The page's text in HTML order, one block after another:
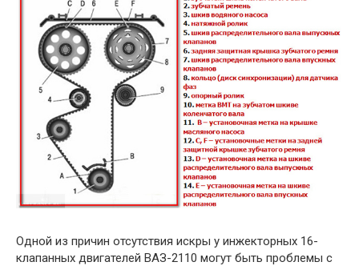
Одной из причин отсутствия искры у инжекторных 16-
клапанных двигателей ВАЗ-2110 могут быть проблемы с